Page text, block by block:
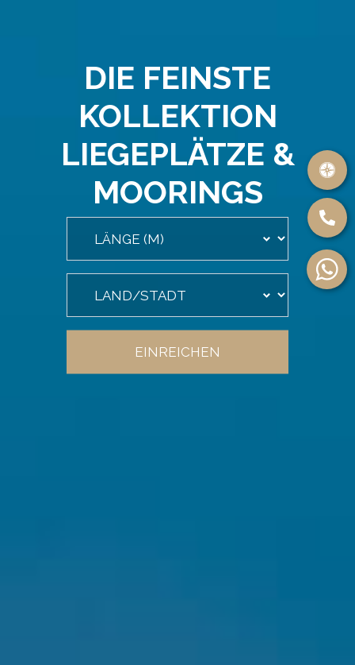
DIE FEINSTE
KOLLEKTION
LIEGEPLÄTZE &
MOORINGS
EINREICHEN